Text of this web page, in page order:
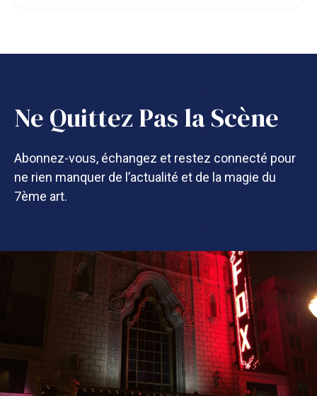
Ne Quittez Pas la Scène
Abonnez-vous, échangez et restez connecté pour
ne rien manquer de l’actualité et de la magie du
7ème art.